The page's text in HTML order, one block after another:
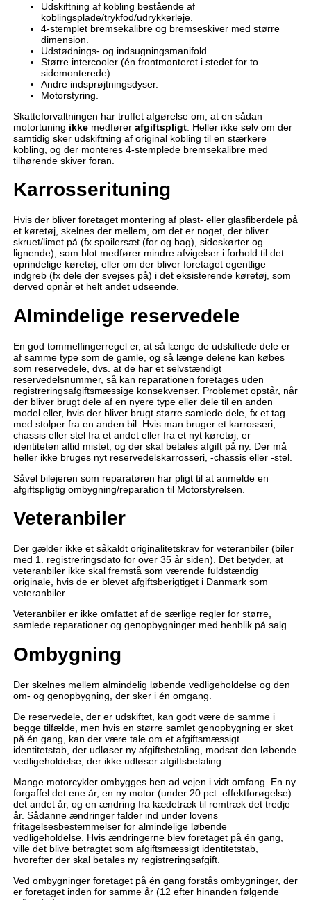
Udskiftning af kobling bestående af
koblingsplade/trykfod/udrykkerleje.
4-stemplet bremsekalibre og bremseskiver med større
dimension.
Udstødnings- og indsugningsmanifold.
Større intercooler (én frontmonteret i stedet for to
sidemonterede).
Andre indsprøjtningsdyser.
Motorstyring.
Skatteforvaltningen har truffet afgørelse om, at en sådan
motortuning ikkemedfører afgiftspligt. Heller ikke selv om der
samtidig sker udskiftning af original kobling til en stærkere
kobling, og der monteres 4-stemplede bremsekalibre med
tilhørende skiver foran.
Karrosserituning
Hvis der bliver foretaget montering af plast- eller glasfiberdele på
et køretøj, skelnes der mellem, om det er noget, der bliver
skruet/limet på (fx spoilersæt (for og bag), sideskørter og
lignende), som blot medfører mindre afvigelser i forhold til det
oprindelige køretøj, eller om der bliver foretaget egentlige
indgreb (fx dele der svejses på) i det eksisterende køretøj, som
derved opnår et helt andet udseende.
Almindelige reservedele
En god tommelfingerregel er, at så længe de udskiftede dele er
af samme type som de gamle, og så længe delene kan købes
som reservedele, dvs. at de har et selvstændigt
reservedelsnummer, så kan reparationen foretages uden
registreringsafgiftsmæssige konsekvenser. Problemet opstår, når
der bliver brugt dele af en nyere type eller dele til en anden
model eller, hvis der bliver brugt større samlede dele, fx et tag
med stolper fra en anden bil. Hvis man bruger et karrosseri,
chassis eller stel fra et andet eller fra et nyt køretøj, er
identiteten altid mistet, og der skal betales afgift på ny. Der må
heller ikke bruges nyt reservedelskarrosseri, -chassis eller -stel.
Såvel bilejeren som reparatøren har pligt til at anmelde en
afgiftspligtig ombygning/reparation til Motorstyrelsen.
Veteranbiler
Der gælder ikke et såkaldt originalitetskrav for veteranbiler (biler
med 1. registreringsdato for over 35 år siden). Det betyder, at
veteranbiler ikke skal fremstå som værende fuldstændig
originale, hvis de er blevet afgiftsberigtiget i Danmark som
veteranbiler.
Veteranbiler er ikke omfattet af de særlige regler for større,
samlede reparationer og genopbygninger med henblik på salg.
Ombygning
Der skelnes mellem almindelig løbende vedligeholdelse og den
om- og genopbygning, der sker i én omgang.
De reservedele, der er udskiftet, kan godt være de samme i
begge tilfælde, men hvis en større samlet genopbygning er sket
på én gang, kan der være tale om et afgiftsmæssigt
identitetstab, der udløser ny afgiftsbetaling, modsat den løbende
vedligeholdelse, der ikke udløser afgiftsbetaling.
Mange motorcykler ombygges hen ad vejen i vidt omfang. En ny
forgaffel det ene år, en ny motor (under 20 pct. effektforøgelse)
det andet år, og en ændring fra kædetræk til remtræk det tredje
år. Sådanne ændringer falder ind under lovens
fritagelsesbestemmelser for almindelige løbende
vedligeholdelse. Hvis ændringerne blev foretaget på én gang,
ville det blive betragtet som afgiftsmæssigt identitetstab,
hvorefter der skal betales ny registreringsafgift.
Ved ombygninger foretaget på én gang forstås ombygninger, der
er foretaget inden for samme år (12 efter hinanden følgende